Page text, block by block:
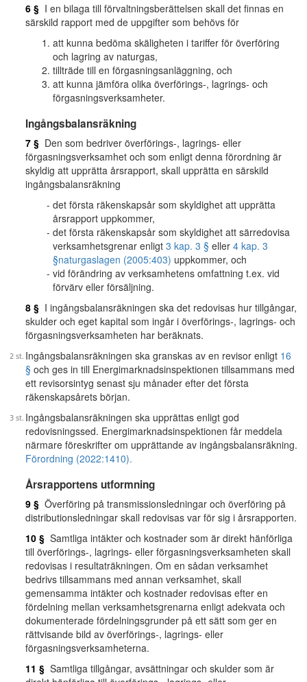
6 § I en bilaga till förvaltningsberättelsen skall det finnas en
särskild rapport med de uppgifter som behövs för
att kunna bedöma skäligheten i tariffer för överföring
och lagring av naturgas,
tillträde till en förgasningsanläggning, och
att kunna jämföra olika överförings-, lagrings- och
förgasningsverksamheter.
Ingångsbalansräkning
7 § Den som bedriver överförings-, lagrings- eller
förgasningsverksamhet och som enligt denna förordning är
skyldig att upprätta årsrapport, skall upprätta en särskild
ingångsbalansräkning
det första räkenskapsår som skyldighet att upprätta
årsrapport uppkommer,
det första räkenskapsår som skyldighet att särredovisa
verksamhetsgrenar enligt 3 kap. 3 § eller 4 kap. 3
§naturgaslagen (2005:403) uppkommer, och
vid förändring av verksamhetens omfattning t.ex. vid
förvärv eller försäljning.
8 § I ingångsbalansräkningen ska det redovisas hur tillgångar,
skulder och eget kapital som ingår i överförings-, lagrings- och
förgasningsverksamheten har beräknats.
Ingångsbalansräkningen ska granskas av en revisor enligt 16
§ och ges in till Energimarknadsinspektionen tillsammans med
ett revisorsintyg senast sju månader efter det första
räkenskapsårets början.
Ingångsbalansräkningen ska upprättas enligt god
redovisningssed. Energimarknadsinspektionen får meddela
närmare föreskrifter om upprättande av ingångsbalansräkning.
Förordning (2022:1410).
Årsrapportens utformning
9 § Överföring på transmissionsledningar och överföring på
distributionsledningar skall redovisas var för sig i årsrapporten.
10 § Samtliga intäkter och kostnader som är direkt hänförliga
till överförings-, lagrings- eller förgasningsverksamheten skall
redovisas i resultaträkningen. Om en sådan verksamhet
bedrivs tillsammans med annan verksamhet, skall
gemensamma intäkter och kostnader redovisas efter en
fördelning mellan verksamhetsgrenarna enligt adekvata och
dokumenterade fördelningsgrunder på ett sätt som ger en
rättvisande bild av överförings-, lagrings- eller
förgasningsverksamheterna.
11 § Samtliga tillgångar, avsättningar och skulder som är